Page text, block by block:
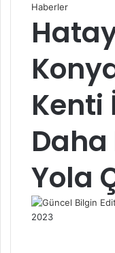
Haberler
Kenti
Yola
2023